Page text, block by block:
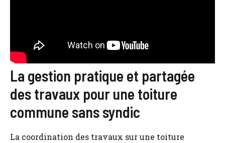
La gestion pratique et partagée
des travaux pour une toiture
commune sans syndic
La coordination des travaux sur une toiture